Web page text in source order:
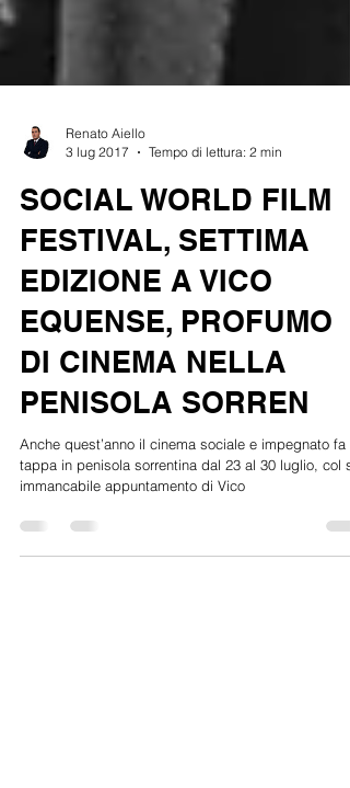
3 lug 2017
Tempo di lettura: 2 min
SOCIAL WORLD FILM
FESTIVAL, SETTIMA
EDIZIONE A VICO
EQUENSE, PROFUMO
DI CINEMA NELLA
PENISOLA SORREN
Anche quest’anno il cinema sociale e impegnato fa
tappa in penisola sorrentina dal 23 al 30 luglio, col